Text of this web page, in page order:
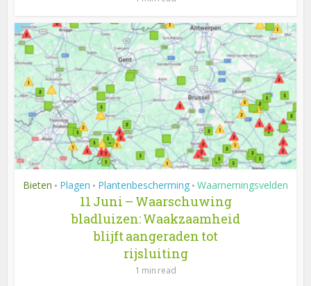
Bieten • Plagen • Plantenbescherming • Waarnemingsvelden
11 Juni – Waarschuwing
bladluizen: Waakzaamheid
blijft aangeraden tot
rijsluiting
1 min read